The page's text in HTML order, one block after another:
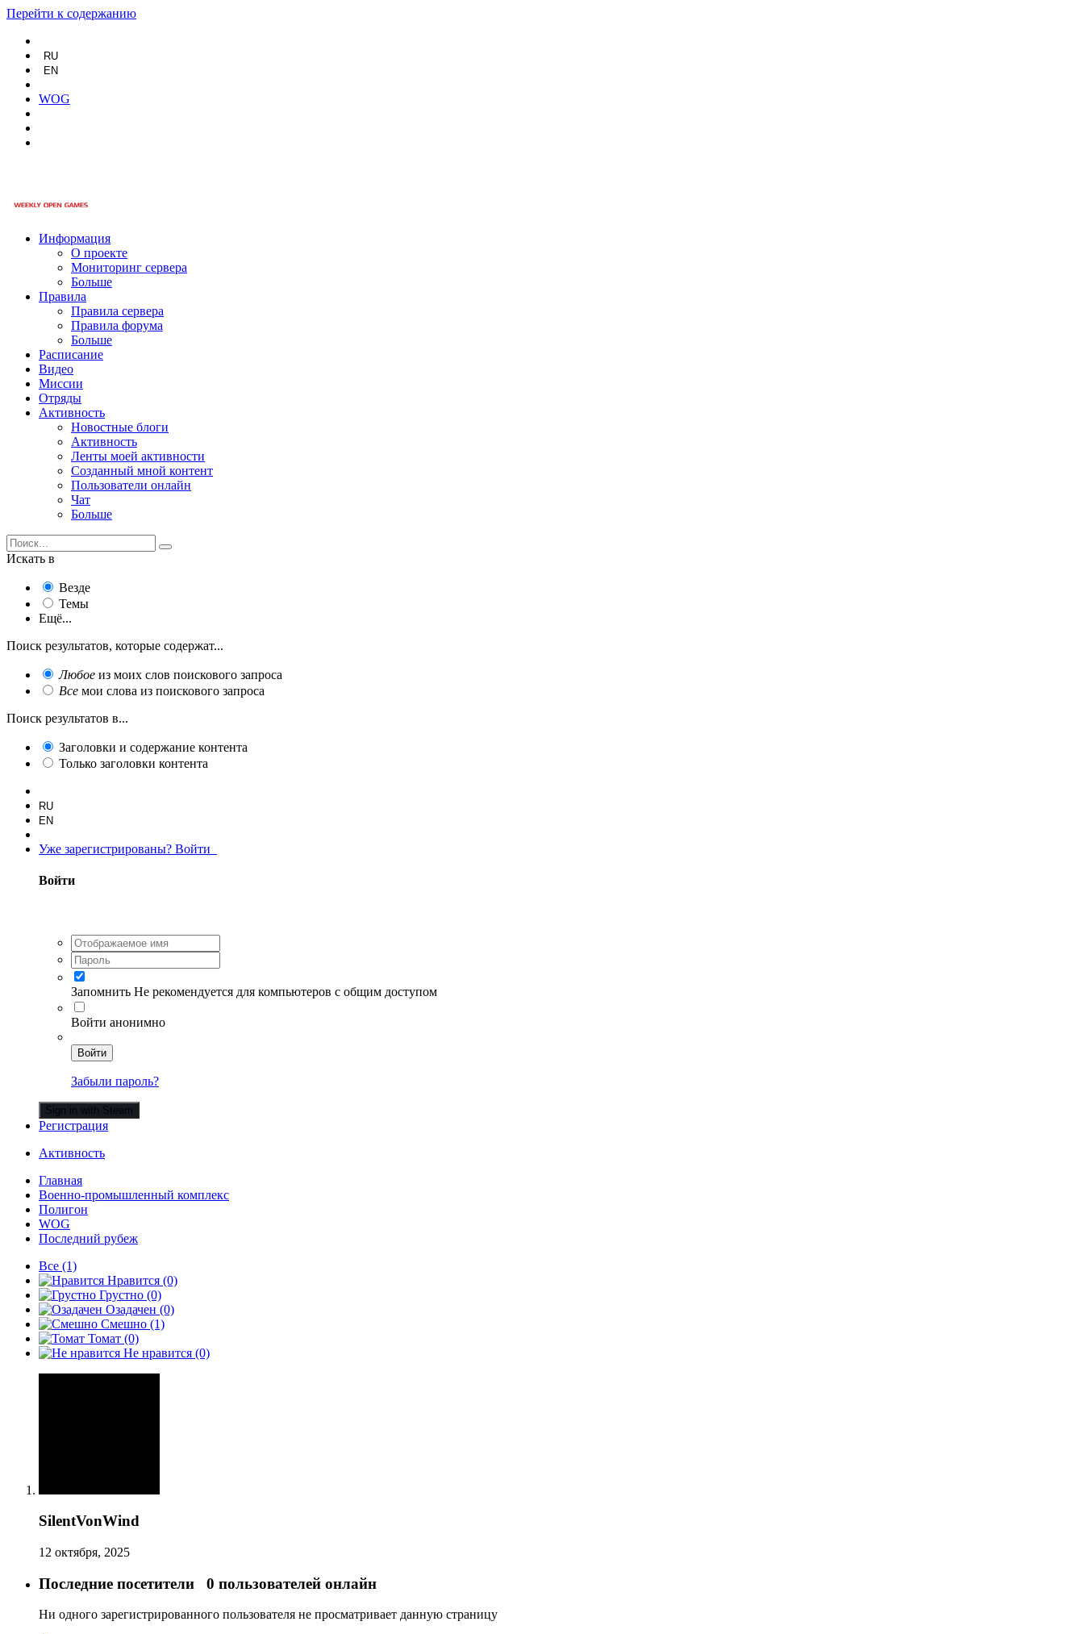
Перейти к содержанию
RU
EN
WOG
Информация
О проекте
Мониторинг сервера
Больше
Правила
Правила сервера
Правила форума
Больше
Расписание
Видео
Миссии
Отряды
Активность
Новостные блоги
Активность
Ленты моей активности
Созданный мной контент
Пользователи онлайн
Чат
Больше
Искать в
Везде
Темы
Ещё...
Поиск результатов, которые содержат...
Любое из моих слов поискового запроса
Все мои слова из поискового запроса
Поиск результатов в...
Заголовки и содержание контента
Только заголовки контента
RU
EN
Уже зарегистрированы? Войти
Войти
Запомнить Не рекомендуется для компьютеров с общим доступом
Войти анонимно
Войти
Забыли пароль?
Sign in with Steam
Регистрация
Активность
Главная
Военно-промышленный комплекс
Полигон
WOG
Последний рубеж
Все (1)
Нравится (0)
Грустно (0)
Озадачен (0)
Смешно (1)
Томат (0)
Не нравится (0)
SilentVonWind
12 октября, 2025
Последние посетители 0 пользователей онлайн
Ни одного зарегистрированного пользователя не просматривает данную страницу